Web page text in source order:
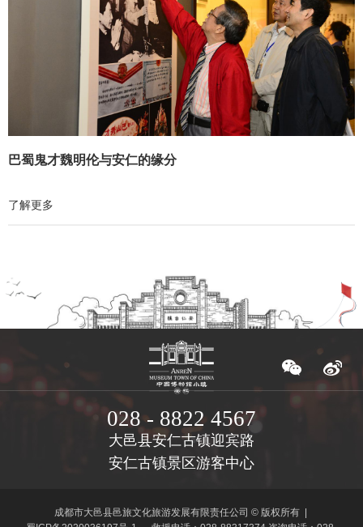
巴蜀鬼才魏明伦与安仁的缘分
了解更多
028 - 8822 4567
大邑县安仁古镇迎宾路
安仁古镇景区游客中心
成都市大邑县邑旅文化旅游发展有限责任公司 © 版权所有 |